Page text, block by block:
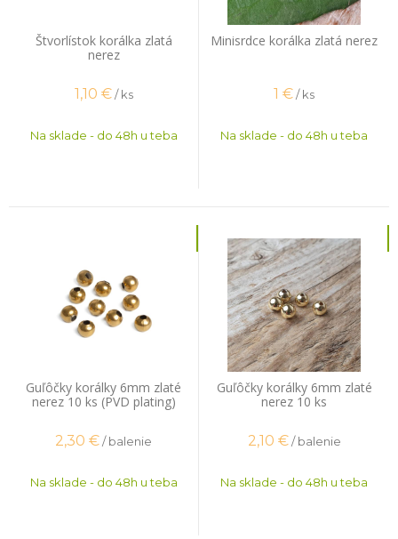
Štvorlístok korálka zlatá
nerez
1,10 € / ks
Na sklade - do 48h u teba
Minisrdce korálka zlatá nerez
1 €/ ks
Na sklade - do 48h u teba
Guľôčky korálky 6mm zlaté
nerez 10 ks (PVD plating)
2,30 €/ balenie
Na sklade - do 48h u teba
Guľôčky korálky 6mm zlaté
nerez 10 ks
2,10 € / balenie
Na sklade - do 48h u teba